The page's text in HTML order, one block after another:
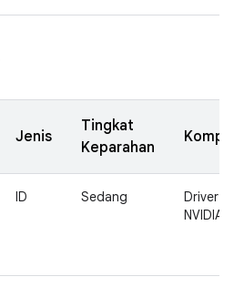
Jenis
Tingkat
Keparahan
ID Sedang
Driver
NVIDIA